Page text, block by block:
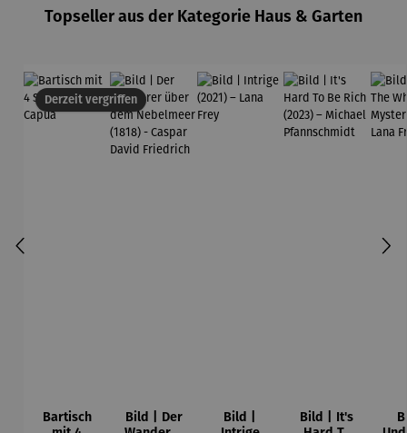
Topseller aus der Kategorie Haus & Garten
Derzeit vergriffen
Bartisch
Bild | Der
Bild |
Bild | It's